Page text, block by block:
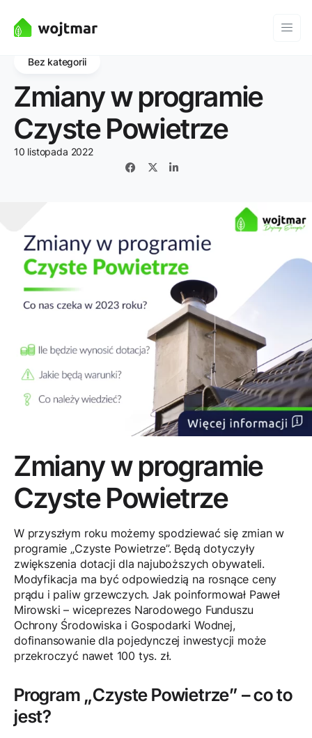
Bez kategorii
Zmiany w programie
Czyste Powietrze
10 listopada 2022
Zmiany w programie
Czyste Powietrze
W przyszłym roku możemy spodziewać się zmian w
programie „Czyste Powietrze”. Będą dotyczyły
zwiększenia dotacji dla najuboższych obywateli.
Modyfikacja ma być odpowiedzią na rosnące ceny
prądu i paliw grzewczych. Jak poinformował Paweł
Mirowski – wiceprezes Narodowego Funduszu
Ochrony Środowiska i Gospodarki Wodnej,
dofinansowanie dla pojedynczej inwestycji może
przekroczyć nawet 100 tys. zł.
Program „Czyste Powietrze” – co to
jest?